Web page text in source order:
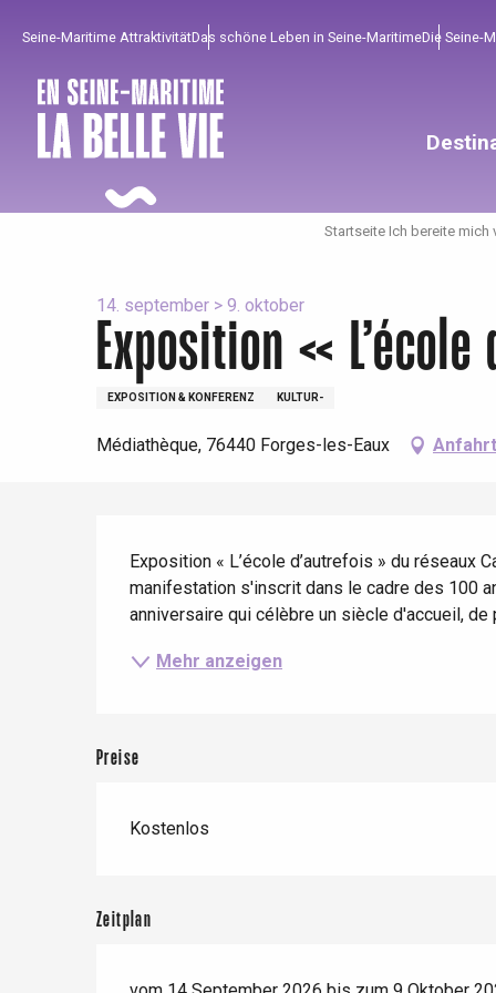
principal
Seine-Maritime AttraktivitätDas schöne Leben in Seine-MaritimeDie Seine-
Le
Um zu profitieren
Mit den Kindern
Unter Freunden
Unumgänglich
Gut aus der Heimat !
Startseite Ich bereite mich
14. september > 9. oktober
Exposition «
EXPOSITION & KONFERENZ KULTUR-
Médiathèque, 76440 Forges-les-Eaux Anfahrt
Exposition « L’école d’autrefois » du réseaux
manifestation s'inscrit dans le cadre des 100
anniversaire qui célèbre un siècle d'accueil,
Mehr anzeigen
Preise
Kostenlos
Zeitplan